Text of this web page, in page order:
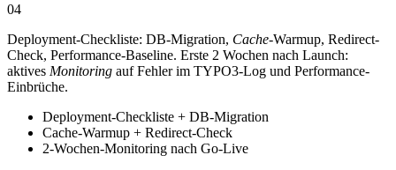
04
Deployment-Checkliste: DB-Migration, Cache-Warmup, Redirect-
Check, Performance-Baseline. Erste 2 Wochen nach Launch:
aktives Monitoring auf Fehler im TYPO3-Log und Performance-
Einbrüche.
Deployment-Checkliste + DB-Migration
Cache-Warmup + Redirect-Check
2-Wochen-Monitoring nach Go-Live